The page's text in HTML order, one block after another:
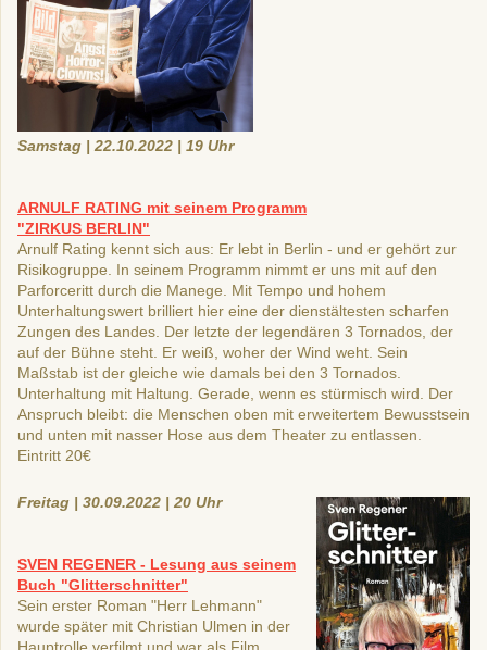
Samstag | 22.10.2022 | 19 Uhr
ARNULF RATING mit seinem Programm
"ZIRKUS BERLIN"
Arnulf Rating kennt sich aus: Er lebt in Berlin - und er gehört zur
Risikogruppe. In seinem Programm nimmt er uns mit auf den
Parforceritt durch die Manege. Mit Tempo und hohem
Unterhaltungswert brilliert hier eine der dienstältesten scharfen
Zungen des Landes. Der letzte der legendären 3 Tornados, der
auf der Bühne steht. Er weiß, woher der Wind weht. Sein
Maßstab ist der gleiche wie damals bei den 3 Tornados.
Unterhaltung mit Haltung. Gerade, wenn es stürmisch wird. Der
Anspruch bleibt: die Menschen oben mit erweitertem Bewusstsein
und unten mit nasser Hose aus dem Theater zu entlassen.
Eintritt 20€
Freitag | 30.09.2022 | 20 Uhr
SVEN REGENER - Lesung aus seinem
Buch "Glitterschnitter"
Sein erster Roman "Herr Lehmann"
wurde später mit Christian Ulmen in der